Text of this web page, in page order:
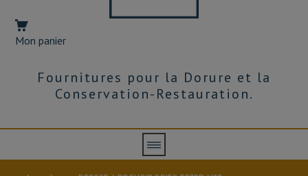
Mon panier
Fournitures pour la Dorure et la
Conservation-Restauration.